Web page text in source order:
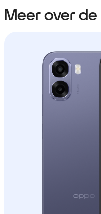
Meer over de